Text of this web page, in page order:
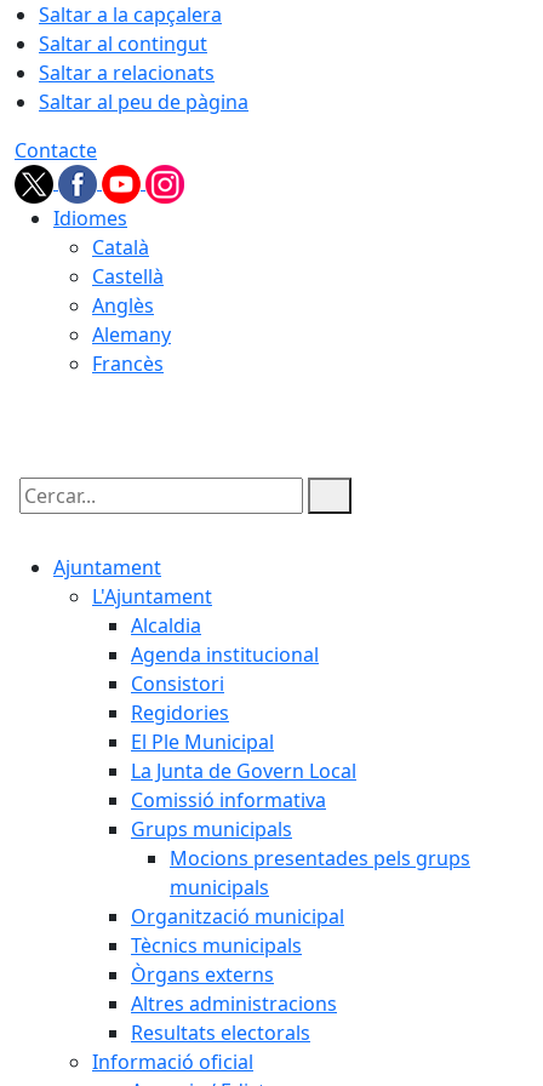
Saltar a la capçalera
Saltar al contingut
Saltar a relacionats
Saltar al peu de pàgina
Contacte
Idiomes
Català
Castellà
Anglès
Alemany
Francès
Cercar:
Ajuntament
L'Ajuntament
Alcaldia
Agenda institucional
Consistori
Regidories
El Ple Municipal
La Junta de Govern Local
Comissió informativa
Grups municipals
Mocions presentades pels grups
municipals
Organització municipal
Tècnics municipals
Òrgans externs
Altres administracions
Resultats electorals
Informació oficial